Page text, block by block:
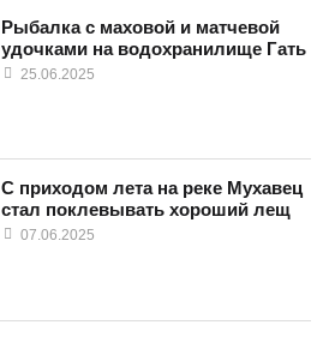
Рыбалка с маховой и матчевой
удочками на водохранилище Гать
25.06.2025
С приходом лета на реке Мухавец
стал поклевывать хороший лещ
07.06.2025